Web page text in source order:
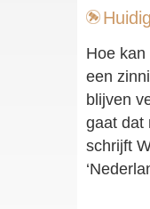
Contact
Hoe
een
blijven
gaat dat
schrijft